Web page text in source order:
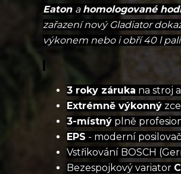
Eaton a homologované
zařazení nový Gladiator
výkonem nebo i obří 40 l
3 roky záruka na stroj
Extrémně výkonný
3-místný plně
EPS - moderní
Vstřikování BOSCH
Bezespojkový variator